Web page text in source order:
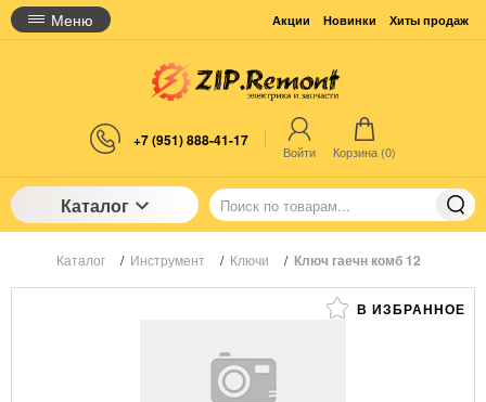
Меню Акции Новинки Хиты продаж
+7 (951) 888-41-17
Войти Корзина (0)
Каталог
Каталог / Инструмент / Ключи / Ключ гаечн комб 12
В ИЗБРАННОЕ